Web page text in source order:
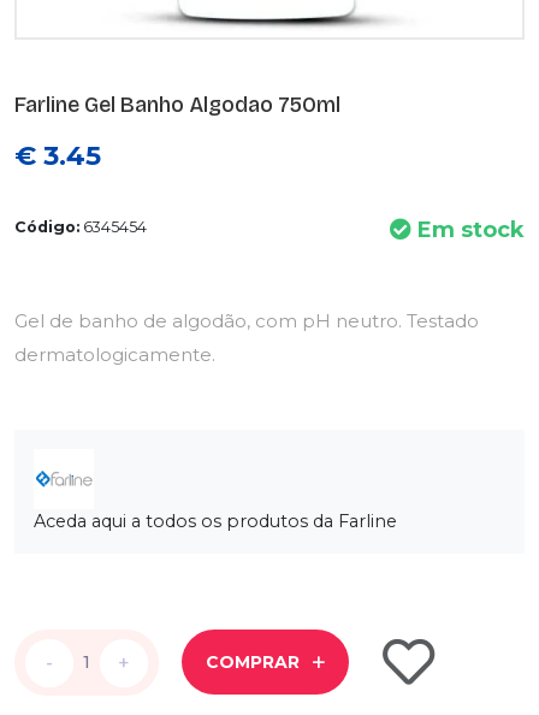
Farline Gel Banho Algodao 750ml
€ 3.45
Código: 6345454 Em stock
Gel de banho de algodão, com pH neutro. Testado
dermatologicamente.
Aceda aqui a todos os produtos da Farline
- +
- + COMPRAR